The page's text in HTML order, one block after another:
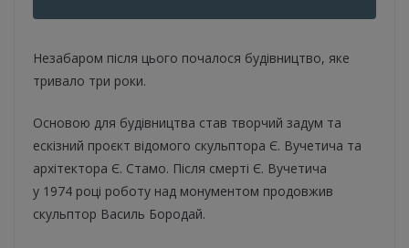
Незабаром після цього почалося будівництво, яке
тривало три роки.
Основою для будівництва став творчий задум та
ескізний проєкт відомого скульптора Є. Вучетича та
архітектора Є. Стамо. Після смерті Є. Вучетича
у 1974 році роботу над монументом продовжив
скульптор Василь Бородай.